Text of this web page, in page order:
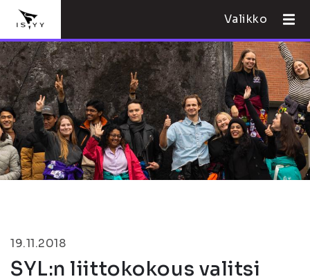
Valikko
19.11.2018
SYL:n liittokokous valitsi